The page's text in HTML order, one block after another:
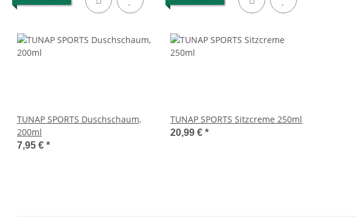
TUNAP SPORTS Duschschaum,
200ml
7,95 € *
TUNAP SPORTS Sitzcreme 250ml
20,99 € *